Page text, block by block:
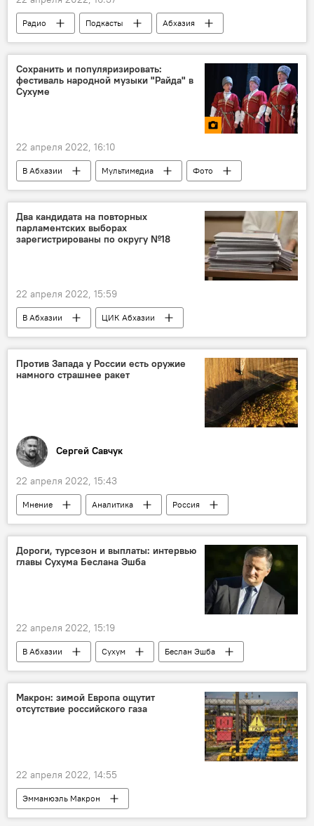
Радио Подкасты
Абхазия
экология
Сохранить и популяризировать:
фестиваль народной музыки "Райда" в
Сухуме
22 апреля 2022, 16:10
В Абхазии Мультимедиа
Фото
Абхазия
фольклор
Два кандидата на повторных
парламентских выборах
зарегистрированы по округу №18
22 апреля 2022, 15:59
В Абхазии
ЦИК Абхазии
Выборы в Парламент Абхазии
Парламент Абхазии
Против Запада у России есть оружие
намного страшнее ракет
Сергей Савчук
22 апреля 2022, 15:43
Мнение Аналитика
Россия
Украина
Европа США
Дороги, турсезон и выплаты: интервью
главы Сухума Беслана Эшба
22 апреля 2022, 15:19
В Абхазии Сухум
Беслан Эшба
Администрация города Сухум
Макрон: зимой Европа ощутит
отсутствие российского газа
22 апреля 2022, 14:55
Эмманюэль Макрон